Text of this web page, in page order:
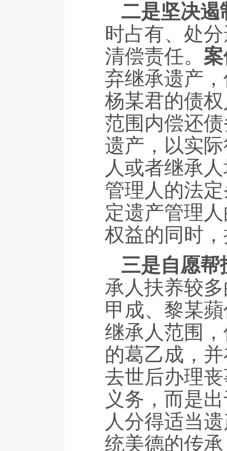
二是坚决遏
时占有、处
清偿责任。
弃继承遗产
杨某君的债
范围内偿还
遗产，以实
人或者继承
管理人的法
定遗产管理
权益的同时
三是自愿帮
承人扶养较
甲成、黎某
继承人范围
的葛乙成，
去世后办理
义务，而是
人分得适当
统美德的传